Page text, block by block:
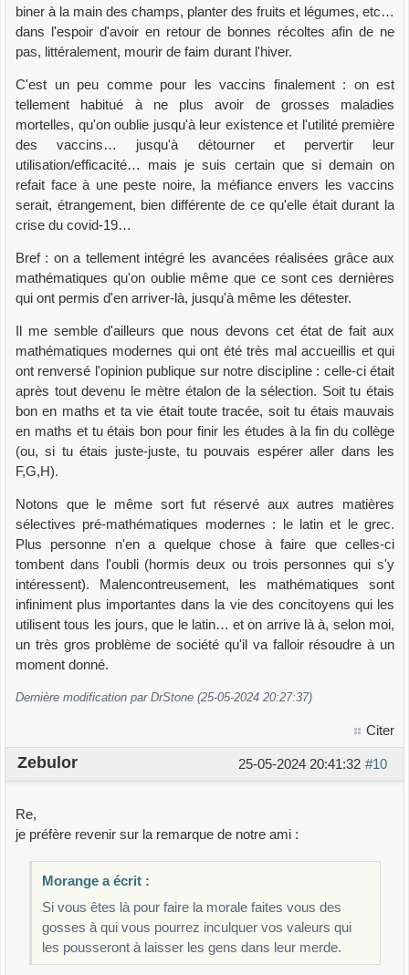
biner à la main des champs, planter des fruits et légumes, etc…
dans l'espoir d'avoir en retour de bonnes récoltes afin de ne
pas, littéralement, mourir de faim durant l'hiver.
C'est un peu comme pour les vaccins finalement : on est
tellement habitué à ne plus avoir de grosses maladies
mortelles, qu'on oublie jusqu'à leur existence et l'utilité première
des vaccins… jusqu'à détourner et pervertir leur
utilisation/efficacité… mais je suis certain que si demain on
refait face à une peste noire, la méfiance envers les vaccins
serait, étrangement, bien différente de ce qu'elle était durant la
crise du covid-19…
Bref : on a tellement intégré les avancées réalisées grâce aux
mathématiques qu'on oublie même que ce sont ces dernières
qui ont permis d'en arriver-là, jusqu'à même les détester.
Il me semble d'ailleurs que nous devons cet état de fait aux
mathématiques modernes qui ont été très mal accueillis et qui
ont renversé l'opinion publique sur notre discipline : celle-ci était
après tout devenu le mètre étalon de la sélection. Soit tu étais
bon en maths et ta vie était toute tracée, soit tu étais mauvais
en maths et tu étais bon pour finir les études à la fin du collège
(ou, si tu étais juste-juste, tu pouvais espérer aller dans les
F,G,H).
Notons que le même sort fut réservé aux autres matières
sélectives pré-mathématiques modernes : le latin et le grec.
Plus personne n'en a quelque chose à faire que celles-ci
tombent dans l'oubli (hormis deux ou trois personnes qui s'y
intéressent). Malencontreusement, les mathématiques sont
infiniment plus importantes dans la vie des concitoyens qui les
utilisent tous les jours, que le latin… et on arrive là à, selon moi,
un très gros problème de société qu'il va falloir résoudre à un
moment donné.
Dernière modification par DrStone (25-05-2024 20:27:37)
Citer
#10
25-05-2024 20:41:32
Zebulor
Re,
je préfère revenir sur la remarque de notre ami :
Morange a écrit :
Si vous êtes là pour faire la morale faites vous des
gosses à qui vous pourrez inculquer vos valeurs qui
les pousseront à laisser les gens dans leur merde.